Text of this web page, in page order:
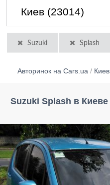
Suzuki Splash
Авторинок на Cars.ua / Киев
Suzuki Splash в Киеве